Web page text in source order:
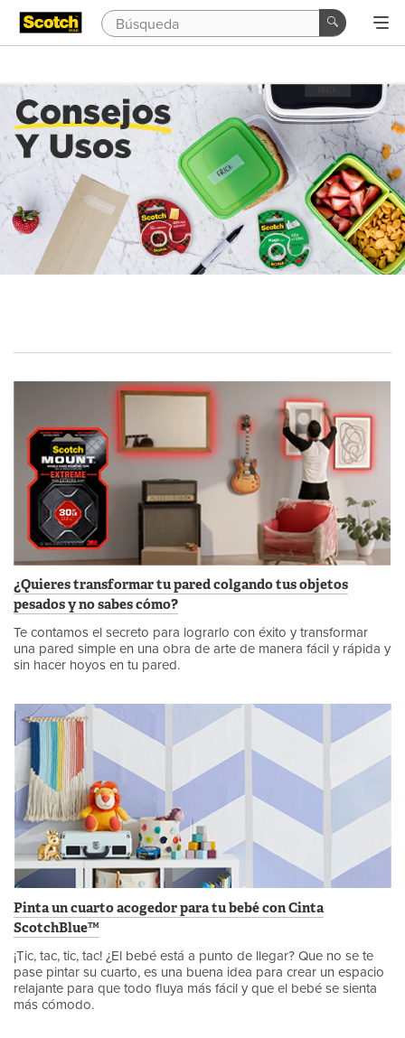
¿Quieres transformar tu pared colgando tus objetos
pesados y no sabes cómo?
Te contamos el secreto para lograrlo con éxito y transformar
una pared simple en una obra de arte de manera fácil y rápida y
sin hacer hoyos en tu pared.
Pinta un cuarto acogedor para tu bebé con Cinta
ScotchBlue™
¡Tic, tac, tic, tac! ¿El bebé está a punto de llegar? Que no se te
pase pintar su cuarto, es una buena idea para crear un espacio
relajante para que todo fluya más fácil y que el bebé se sienta
más cómodo.